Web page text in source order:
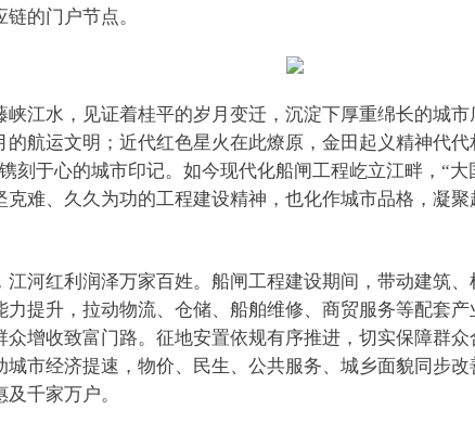
的门户节点。
峡江水，见证着桂平的岁月变迁，沉淀下厚重绵长的城
的航运文明；近代红色星火在此燎原，金田起义精神代
刻于心的城市印记。如今现代化船闸工程屹立江畔，“
克难、久久为功的工程建设精神，也化作城市品格，凝
江河红利润泽万家百姓。船闸工程建设期间，带动建筑
力提升，拉动物流、仓储、船舶维修、商贸服务等配套
众增收致富门路。征地安置依规有序推进，切实保障群
城市经济提速，物价、民生、公共服务、城乡面貌同步
千家万户。